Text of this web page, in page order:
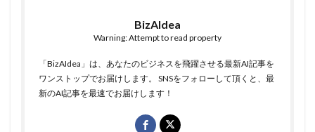
BizAIdea
Warning: Attempt to read property
「BizAIdea」は、あなたのビジネスを飛躍させる最新AI記事を
ワンストップでお届けします。 SNSをフォローして頂くと、最
新のAI記事を最速でお届けします！